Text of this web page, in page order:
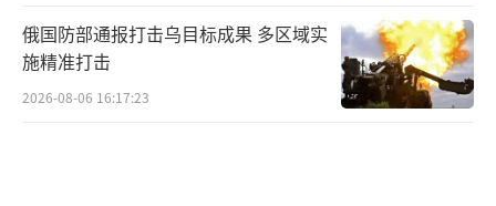
俄国防部通报打击乌目标成果 多区域实
施精准打击
2026-08-06 16:17:23